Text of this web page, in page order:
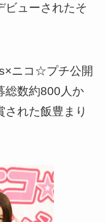
ビューされたそ
ニコ☆プチ公開
総数約800人か
された飯豊まり